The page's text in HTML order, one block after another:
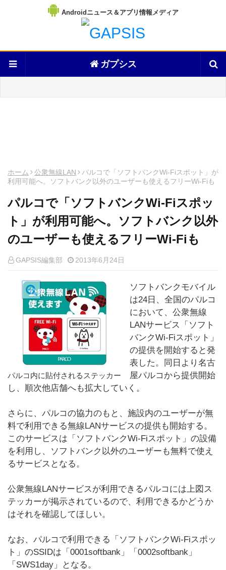
Androidニュース＆アプリ情報メディア
ガプシス
ホーム 公衆無線LAN
パルコで「ソフトバンクWi-Fiスポット」が
利用可能へ。ソフトバンク以外のユーザーも使えるフリーWi-Fiも
パルコで「ソフトバンクWi-Fiスポッ
ト」が利用可能へ。ソフトバンク以外
のユーザーも使えるフリーWi-Fiも
GAPSIS編集部 2013年6月24日
パルコ内に貼付されるステッカー
ソフトバンクモバイル
は24日、全国のパルコ
において、公衆無線
LANサービス「ソフト
バンクWi-Fiスポット」
の提供を開始すると発
表した。同日より名古
屋パルコから提供開始
し、順次他店舗へも拡大していく。
さらに、パルコの協力のもと、施設内のユーザーが無
料で利用できる無線LANサービスの提供も開始する。
このサービスは「ソフトバンクWi-Fiスポット」の設備
を利用し、ソフトバンク以外のユーザーも無料で使え
るサービスとなる。
公衆無線LANサービスが利用できるパルコには上図ス
テッカーが掲示されているので、利用できるかどうか
はそれを確認してほしい。
なお、パルコで利用できる「ソフトバンクWi-Fiスポッ
ト」のSSIDは「0001softbank」「0002softbank」
「SWS1day」となる。